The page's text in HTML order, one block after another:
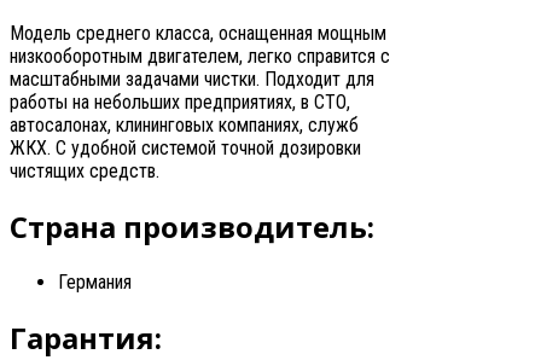
Модель среднего класса, оснащенная мощным
низкооборотным двигателем, легко справится с
масштабными задачами чистки. Подходит для
работы на небольших предприятиях, в СТО,
автосалонах, клининговых компаниях, служб
ЖКХ. С удобной системой точной дозировки
чистящих средств.
Страна производитель:
Германия
Гарантия: